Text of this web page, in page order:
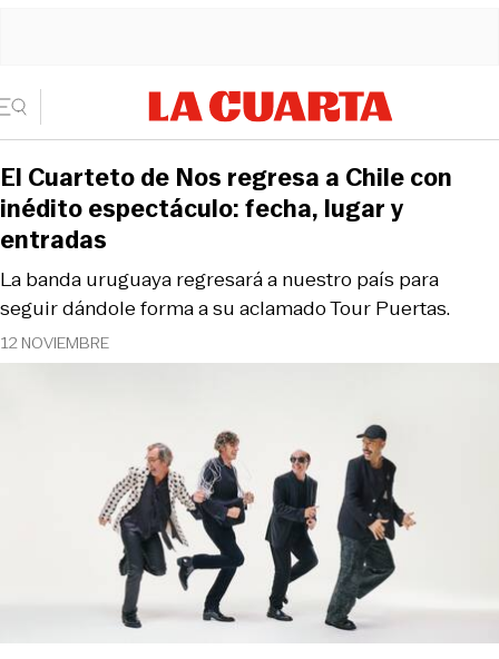
12 NOVIEMBRE
La banda uruguaya regresará a nuestro país para
seguir dándole forma a su aclamado Tour Puertas.
El Cuarteto de Nos regresa a Chile con
inédito espectáculo: fecha, lugar y
entradas